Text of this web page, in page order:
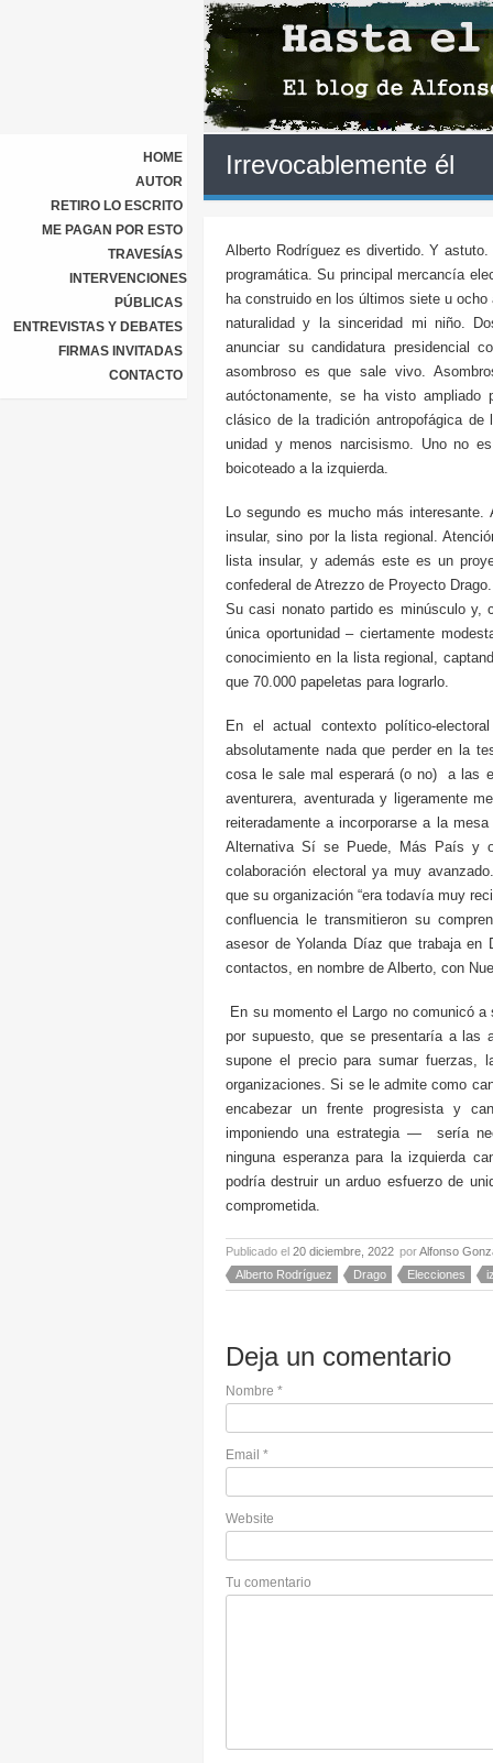
HOME
AUTOR
RETIRO LO ESCRITO
ME PAGAN POR ESTO
TRAVESÍAS
INTERVENCIONES
PÚBLICAS
ENTREVISTAS Y DEBATES
FIRMAS INVITADAS
CONTACTO
Irrevocablemente él
Alberto Rodríguez es divertido. Y
programática. Su principal mercancía
ha construido en los últimos siete u
naturalidad y la sinceridad mi niño.
anunciar su candidatura presidencial
asombroso es que sale vivo.
autóctonamente, se ha visto
clásico de la tradición antropofágica de
unidad y menos narcisismo. Uno no
boicoteado a la izquierda.
Lo segundo es mucho más
insular, sino por la lista regional.
lista insular, y además este es un
confederal de Atrezzo de Proyecto
Su casi nonato partido es minúsculo y,
única oportunidad – ciertamente
conocimiento en la lista regional,
que 70.000 papeletas para lograrlo.
En el actual contexto político-
absolutamente nada que perder en la
cosa le sale mal esperará (o no) a las
aventurera, aventurada y ligeramente
reiteradamente a incorporarse a la
Alternativa Sí se Puede, Más País y
colaboración electoral ya muy
que su organización “era todavía muy
confluencia le transmitieron su
asesor de Yolanda Díaz que trabaja en
contactos, en nombre de Alberto, con
En su momento el Largo no comunicó
por supuesto, que se presentaría a las
supone el precio para sumar fuerzas,
organizaciones. Si se le admite como
encabezar un frente progresista y
imponiendo una estrategia — sería
ninguna esperanza para la izquierda
podría destruir un arduo esfuerzo de
comprometida.
Publicado el 20 diciembre, 2022 porAlfonso
Alberto Rodríguez
Drago Elecciones
Deja un comentario
Nombre *
Email *
Website
Tu comentario